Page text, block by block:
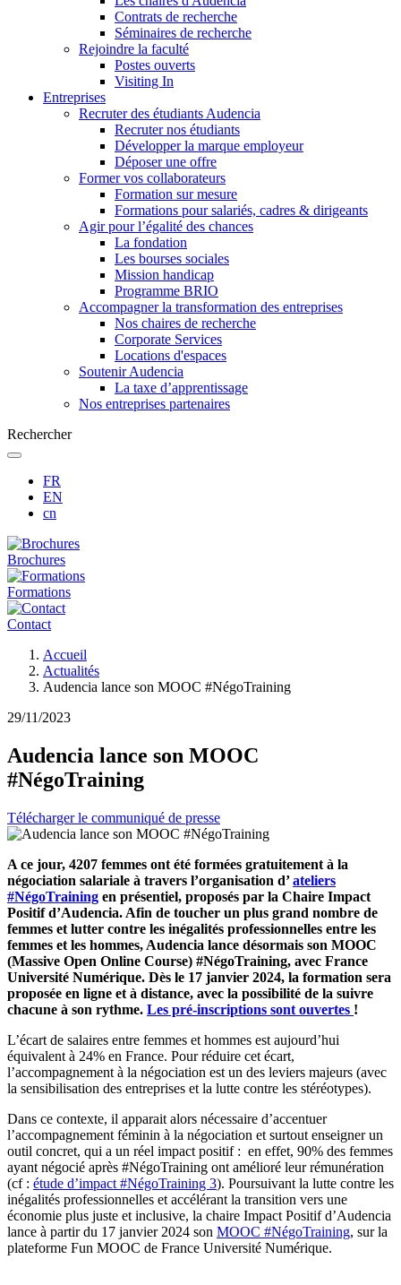
Contrats de recherche
Séminaires de recherche
Rejoindre la faculté
Postes ouverts
Visiting In
Entreprises
Recruter des étudiants Audencia
Recruter nos étudiants
Développer la marque employeur
Déposer une offre
Former vos collaborateurs
Formation sur mesure
Formations pour salariés, cadres & dirigeants
Agir pour l’égalité des chances
La fondation
Les bourses sociales
Mission handicap
Programme BRIO
Accompagner la transformation des entreprises
Nos chaires de recherche
Corporate Services
Locations d'espaces
Soutenir Audencia
La taxe d’apprentissage
Nos entreprises partenaires
Rechercher
FR
EN
cn
Brochures
Formations
Contact
d'Ariane
Accueil
Actualités
Audencia lance son MOOC #NégoTraining
29/11/2023
Audencia lance son MOOC
#NégoTraining
Télécharger le communiqué de presse
A ce jour, 4207 femmes ont été formées gratuitement à la
négociation salariale à travers l’organisation d’ateliers
#NégoTraining en présentiel, proposés par la Chaire Impact
Positif d’Audencia. Afin de toucher un plus grand nombre de
femmes et lutter contre les inégalités professionnelles entre les
femmes et les hommes, Audencia lance désormais son MOOC
(Massive Open Online Course) #NégoTraining, avec France
Université Numérique. Dès le 17 janvier 2024, la formation sera
proposée en ligne et à distance, avec la possibilité de la suivre
chacune à son rythme. Les pré-inscriptions sont ouvertes !
L’écart de salaires entre femmes et hommes est aujourd’hui
équivalent à 24% en France. Pour réduire cet écart,
l’accompagnement à la négociation est un des leviers majeurs (avec
la sensibilisation des entreprises et la lutte contre les stéréotypes).
Dans ce contexte, il apparait alors nécessaire d’accentuer
l’accompagnement féminin à la négociation et surtout enseigner un
outil concret, qui a un réel impact positif : en effet, 90% des femmes
ayant négocié après #NégoTraining ont amélioré leur rémunération
(cf : étude d’impact #NégoTraining 3). Poursuivant la lutte contre les
inégalités professionnelles et accélérant la transition vers une
économie plus juste et inclusive, la chaire Impact Positif d’Audencia
lance à partir du 17 janvier 2024 son MOOC #NégoTraining, sur la
plateforme Fun MOOC de France Université Numérique.